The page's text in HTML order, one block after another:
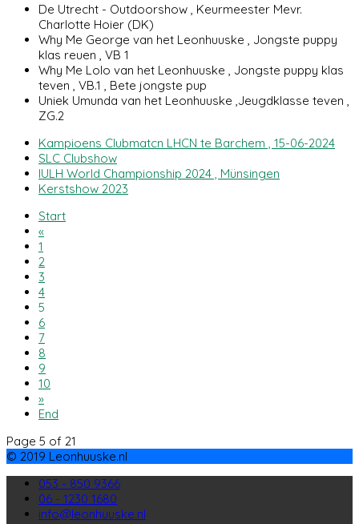
De Utrecht - Outdoorshow , Keurmeester Mevr.
Charlotte Hoier (DK)
Why Me George van het Leonhuuske , Jongste puppy
klas reuen , VB 1
Why Me Lolo van het Leonhuuske , Jongste puppy klas
teven , VB.1 , Bete jongste pup
Uniek Umunda van het Leonhuuske ,Jeugdklasse teven ,
ZG.2
Kampioens Clubmatcn LHCN te Barchem , 15-06-2024
SLC Clubshow
IULH World Championship 2024 , Münsingen
Kerstshow 2023
Start
«
1
2
3
4
5
6
7
8
9
10
»
End
Page 5 of 21
© 2019 Leonhuuske.nl
053 - 850 9366
06 - 1230 1680
info@leonhuuske.nl